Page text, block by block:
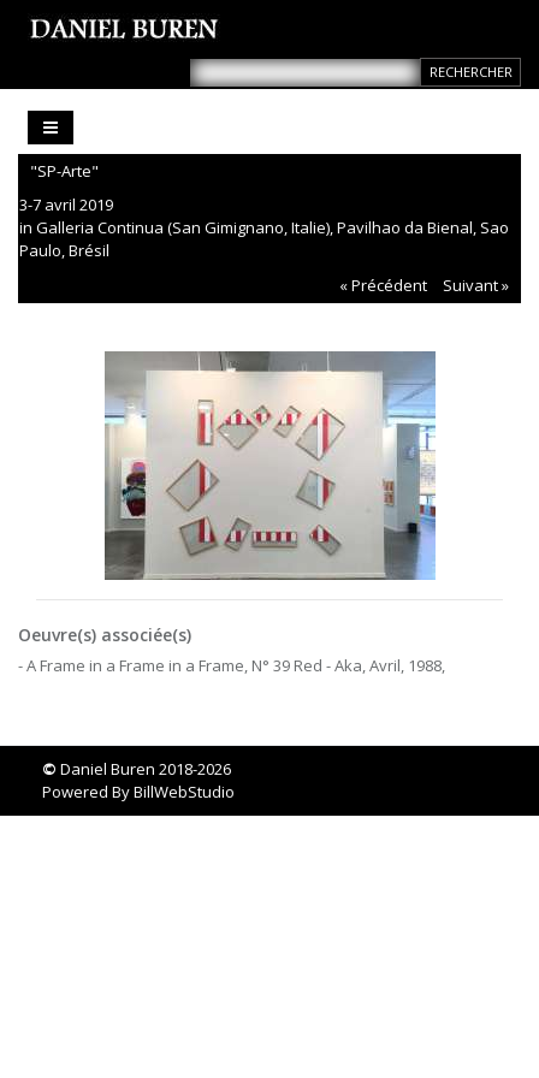
"SP-Arte"
3-7 avril 2019
in Galleria Continua (San Gimignano, Italie), Pavilhao da Bienal, Sao
Paulo, Brésil
« Précédent
Suivant »
Oeuvre(s) associée(s)
- A Frame in a Frame in a Frame, N° 39 Red - Aka, Avril, 1988,
© Daniel Buren 2018-2026
Powered ByBillWebStudio